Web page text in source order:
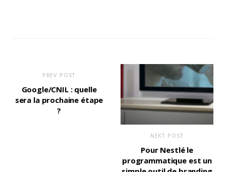
PREV POST
Google/CNIL : quelle
sera la prochaine étape
?
NEXT POST
Pour Nestlé le
programmatique est un